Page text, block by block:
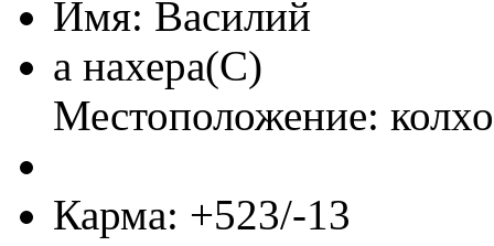
Имя: Василий
а нахера(С)
Местоположение:
Карма: +523/-13